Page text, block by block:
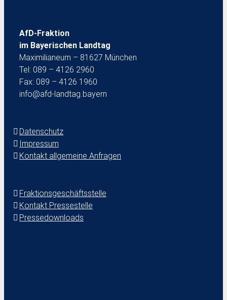
AfD-Fraktion
im Bayerischen Landtag
Maximilianeum – 81627 München
Tel: 089 – 4126 2960
Fax: 089 – 4126 1960
info@afd-landtag.bayern
Datenschutz
Impressum
Kontakt allgemeine Anfragen
Fraktionsgeschäftsstelle
Kontakt Pressestelle
Pressedownloads